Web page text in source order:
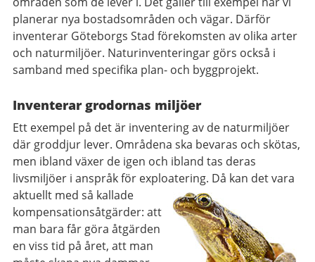
planerar nya bostadsområden och vägar. Därför
inventerar Göteborgs Stad förekomsten av olika arter
och naturmiljöer. Naturinventeringar görs också i
samband med specifika plan- och byggprojekt.
Inventerar grodornas miljöer
Ett exempel på det är inventering av de naturmiljöer
där groddjur lever. Områdena ska bevaras och skötas,
men ibland växer de igen och ibland tas deras
livsmiljöer i anspråk för exploatering. Då kan det vara
aktuellt med så kallade
kompensationsåtgärder: att
man bara får göra åtgärden
en viss tid på året, att man